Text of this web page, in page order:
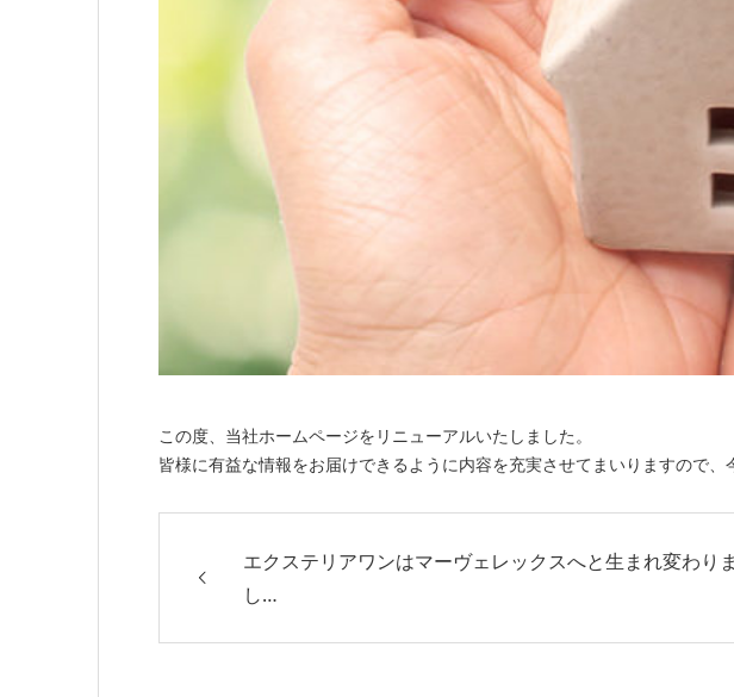
この度、当社ホームページをリニューアルいたしました。
皆様に有益な情報をお届けできるように内容を充実させてまいりますので、
エクステリアワンはマーヴェレックスへと生まれ変わりま
し…